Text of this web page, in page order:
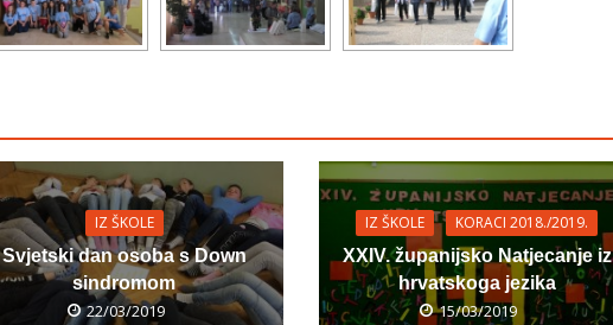
IZ ŠKOLE
Svjetski dan osoba s Down
sindromom
22/03/2019
IZ ŠKOLE
KORACI 2018./2019.
XXIV. županijsko Natjecanje iz
hrvatskoga jezika
15/03/2019